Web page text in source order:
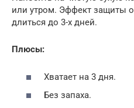
или утром. Эффект защиты
длиться до 3-х дней.
Плюсы:
Хватает на 3 дня.
Без запаха.